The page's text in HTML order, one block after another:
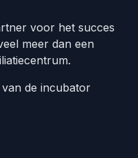
voor het succes
meer dan een
de incubator